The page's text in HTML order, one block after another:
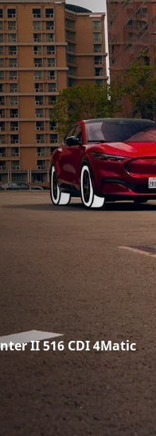
II 516 CDI 4Matic